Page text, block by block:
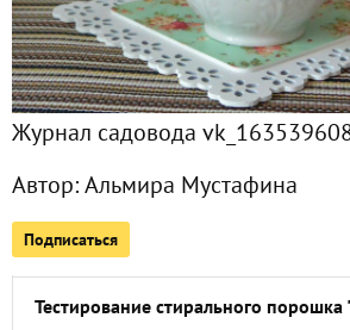
Журнал садовода
Автор:Альмира Мустафина
Подписаться
Замечательный приз от "PACLAN"
Мой приз
Шикарный приз на моей кухне
Чудеса, да и только. У нас цветут
Тестирование стирального
Тестирование стирального порошка